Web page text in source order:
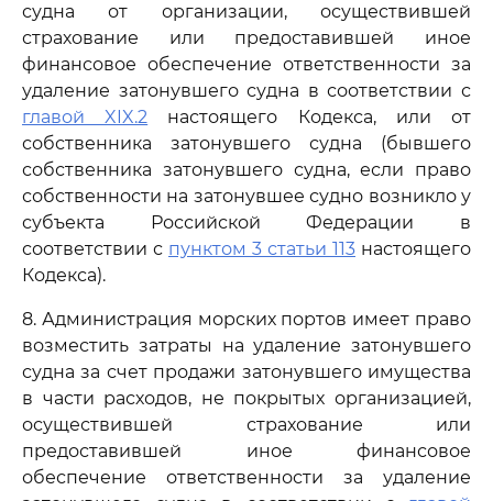
судна от организации, осуществившей
страхование или предоставившей иное
финансовое обеспечение ответственности за
удаление затонувшего судна в соответствии с
главой XIX.2 настоящего Кодекса, или от
собственника затонувшего судна (бывшего
собственника затонувшего судна, если право
собственности на затонувшее судно возникло у
субъекта Российской Федерации в
соответствии с пунктом 3 статьи 113 настоящего
Кодекса).
8. Администрация морских портов имеет право
возместить затраты на удаление затонувшего
судна за счет продажи затонувшего имущества
в части расходов, не покрытых организацией,
осуществившей страхование или
предоставившей иное финансовое
обеспечение ответственности за удаление